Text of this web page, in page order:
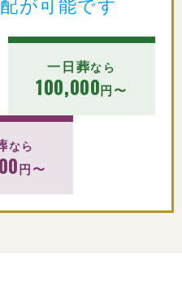
が可能です
一日葬なら
100,000円〜
なら
円〜